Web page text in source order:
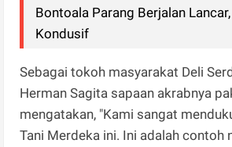
Bontoala Parang Berjalan
Kondusif
Sebagai tokoh masyarakat Deli
Herman Sagita sapaan akrabnya
mengatakan, "Kami sangat
Tani Merdeka ini. Ini adalah contoh